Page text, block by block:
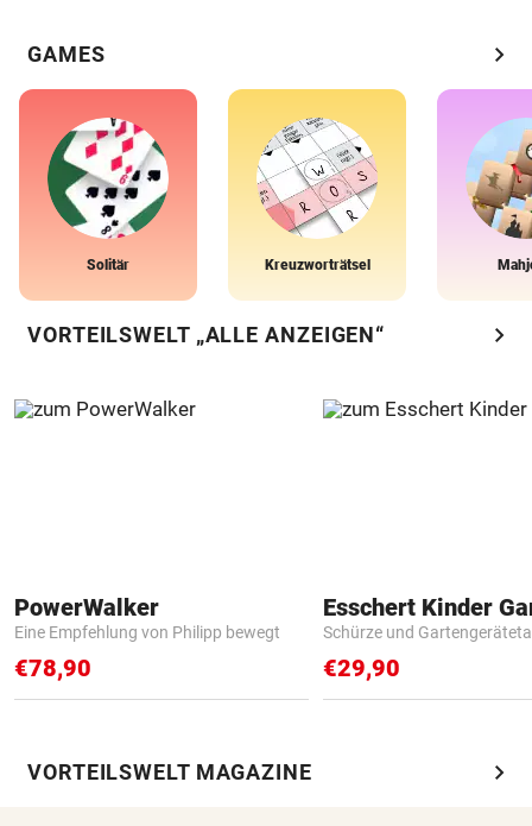
GAMES chevron_right
Solitär Kreuzworträtsel
VORTEILSWELT „ALLE ANZEIGEN“ chevron_right
PowerWalker
Eine Empfehlung von Philipp bewegt
€78,90
Schürze und
€29,90
VORTEILSWELT MAGAZINE chevron_right